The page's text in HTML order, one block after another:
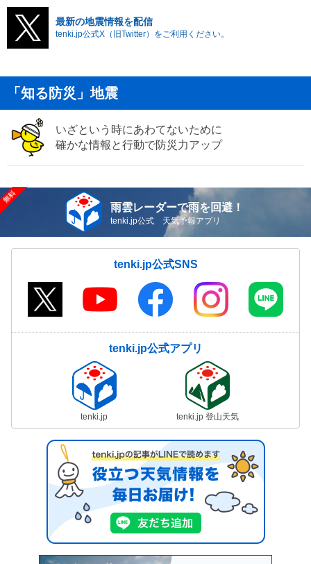
最新の地震情報を配信
tenki.jp公式X（旧Twitter）をご利用ください。
「知る防災」地震
いざという時にあわてないために
確かな情報と行動で防災力アップ
雨雲レーダーで雨を回避！
tenki.jp公式 天気予報アプリ
tenki.jp公式SNS
tenki.jp公式アプリ
tenki.jp tenki.jp 登山天気